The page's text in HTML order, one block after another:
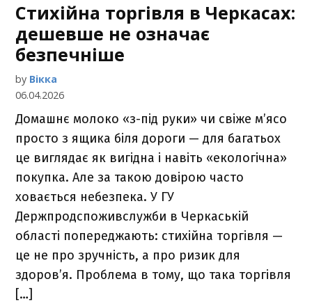
Стихійна торгівля в Черкасах:
дешевше не означає
безпечніше
by Вікка
06.04.2026
Домашнє молоко «з-під руки» чи свіже м’ясо
просто з ящика біля дороги — для багатьох
це виглядає як вигідна і навіть «екологічна»
покупка. Але за такою довірою часто
ховається небезпека. У ГУ
Держпродспоживслужби в Черкаській
області попереджають: стихійна торгівля —
це не про зручність, а про ризик для
здоров’я. Проблема в тому, що така торгівля
[…]